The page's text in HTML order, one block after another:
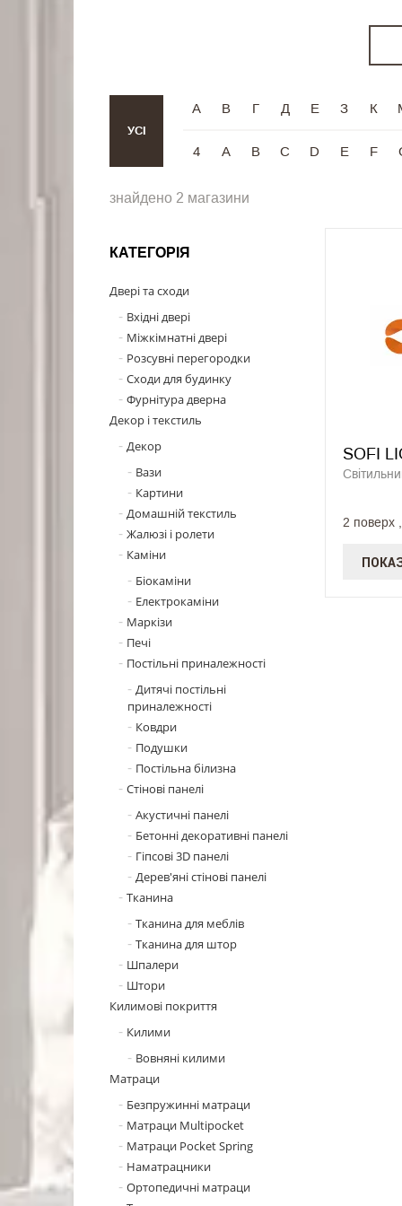
УСІ
А В Г Д Е З К
4 A B C D E F
знайдено 2 магазини
КАТЕГОРІЯ
Двері та сходи
Вхідні двері
Міжкімнатні двері
Розсувні перегородки
Сходи для будинку
Фурнітура дверна
Декор і текстиль
Декор
Вази
Картини
Домашній текстиль
Жалюзі і ролети
Каміни
Біокаміни
Електрокаміни
Маркізи
Печі
Постільні приналежності
Дитячі постільні
приналежності
Ковдри
Подушки
Постільна білизна
Стінові панелі
Акустичні панелі
Бетонні декоративні панелі
Гіпсові 3D панелі
Дерев'яні стінові панелі
Тканина
Тканина для меблів
Тканина для штор
Шпалери
Штори
Килимові покриття
Килими
Вовняні килими
Матраци
Безпружинні матраци
Матраци Multipocket
Матраци Pocket Spring
Наматрацники
Ортопедичні матраци
SOFI
2 поверх